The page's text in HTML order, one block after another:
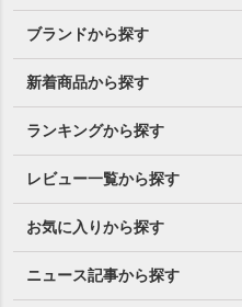
ブランドから探す
新着商品から探す
ランキングから探す
レビュー一覧から探す
お気に入りから探す
ニュース記事から探す